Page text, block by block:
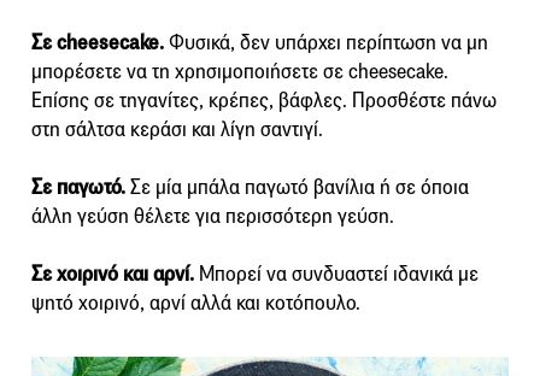
Σε cheesecake. Φυσικά, δεν υπάρχει περίπτωση να μη
μπορέσετε να τη χρησιμοποιήσετε σε cheesecake.
Επίσης σε τηγανίτες, κρέπες, βάφλες. Προσθέστε πάνω
στη σάλτσα κεράσι και λίγη σαντιγί.
Σε παγωτό.Σε μία μπάλα παγωτό βανίλια ή σε όποια
άλλη γεύση θέλετε για περισσότερη γεύση.
Σε χοιρινό και αρνί. Μπορεί να συνδυαστεί ιδανικά με
ψητό χοιρινό, αρνί αλλά και κοτόπουλο.